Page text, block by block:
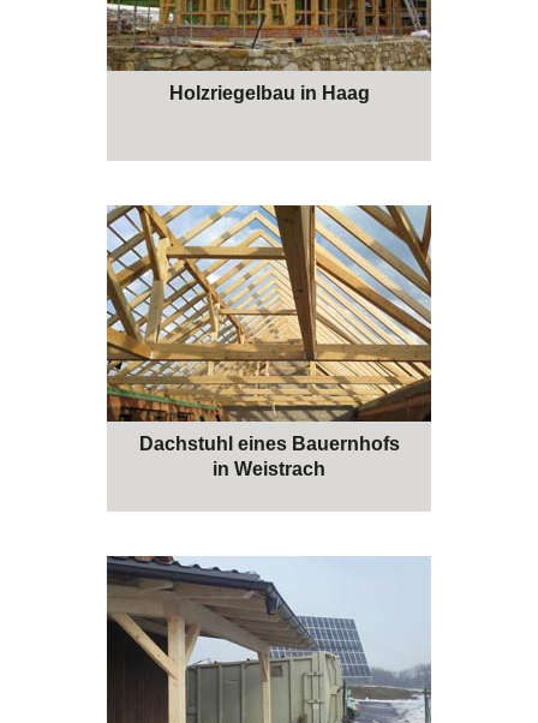
Holzriegelbau in Haag
Dachstuhl eines Bauernhofs
in Weistrach